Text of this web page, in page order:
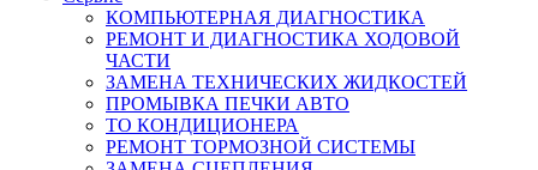
КОМПЬЮТЕРНАЯ ДИАГНОСТИКА
РЕМОНТ И ДИАГНОСТИКА ХОДОВОЙ
ЧАСТИ
ЗАМЕНА ТЕХНИЧЕСКИХ ЖИДКОСТЕЙ
ПРОМЫВКА ПЕЧКИ АВТО
ТО КОНДИЦИОНЕРА
РЕМОНТ ТОРМОЗНОЙ СИСТЕМЫ